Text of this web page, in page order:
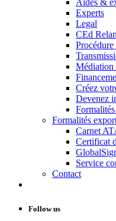
Aides &
Experts
Legal
CEd
Médiation
Créez
Devenez
Formalités
Carnet
Certificat
Service
Contact
Follow us